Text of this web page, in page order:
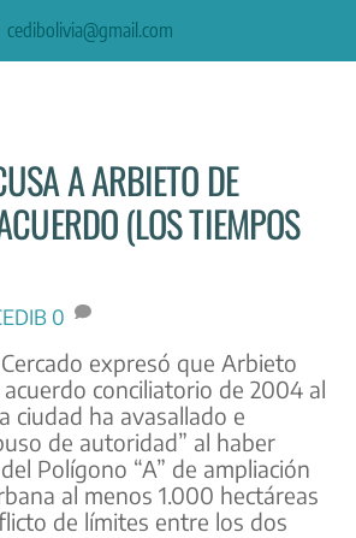
cedibolivia@gmail.com
A ARBIETO DE
(LOS TIEMPOS
0
expresó que Arbieto
conciliatorio de 2004 al
ciudad ha avasallado e
de autoridad” al haber
Polígono “A” de ampliación
al menos 1.000 hectáreas
de límites entre los dos